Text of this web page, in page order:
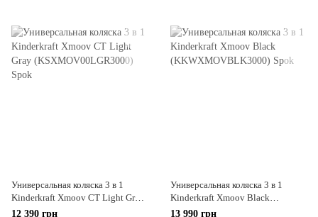
Универсальная коляска 3 в 1
Kinderkraft Xmoov CT Light Gray
(KSXMOV00LGR3000)
12 390 грн
Универсальная коляска 3 в 1
Kinderkraft Xmoov Black
(KKWXMOVBLK3000)
13 990 грн